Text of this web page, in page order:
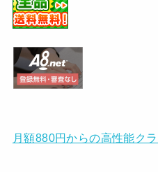
月額880円からの高性能ク